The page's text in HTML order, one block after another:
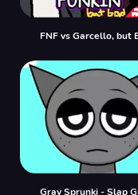
FNF vs Garcello, but
Gray Sprunki - Slap